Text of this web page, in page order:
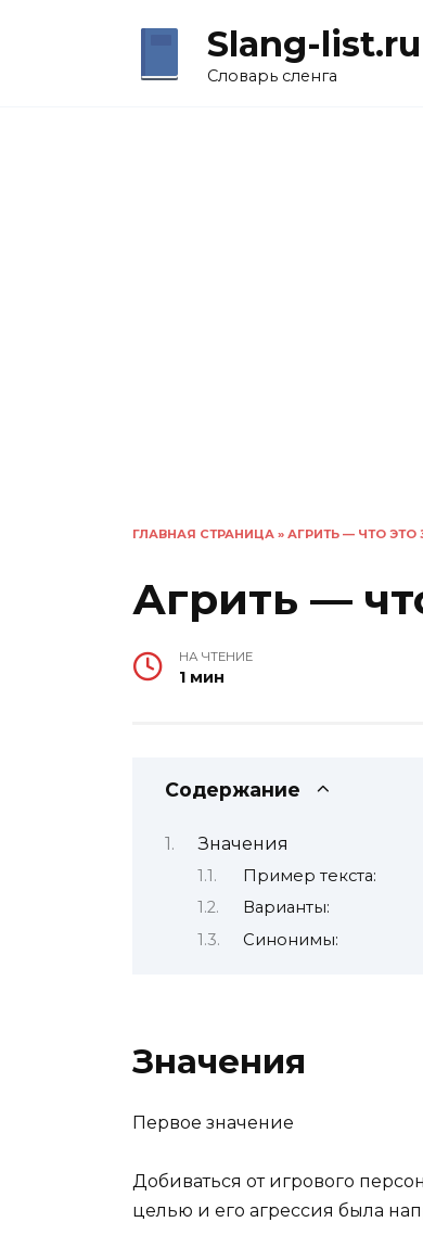
Slang-list.ru
Словарь сленга
ГЛАВНАЯ СТРАНИЦА » АГРИТЬ — ЧТО ЭТО
Агрить —
НА ЧТЕНИЕ
1 мин
Содержание
Значения
Пример текста:
Варианты:
Синонимы:
Значения
Первое значение
Добиваться от игрового
целью и его агрессия была